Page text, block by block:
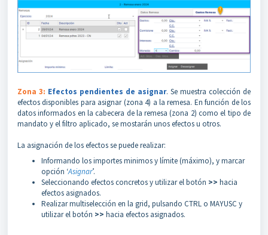
Zona 3: Efectos pendientes de asignar. Se muestra colección de
efectos disponibles para asignar (zona 4) a la remesa. En función de los
datos informados en la cabecera de la remesa (zona 2) como el tipo de
mandato y el filtro aplicado, se mostarán unos efectos u otros.
La asignación de los efectos se puede realizar:
Informando los importes minimos y límite (máximo), y marcar
opción ‘Asignar’.
Seleccionando efectos concretos y utilizar el botón >> hacia
efectos asignados.
Realizar multiselección en la grid, pulsando CTRL o MAYUSC y
utilizar el botón >> hacia efectos asignados.